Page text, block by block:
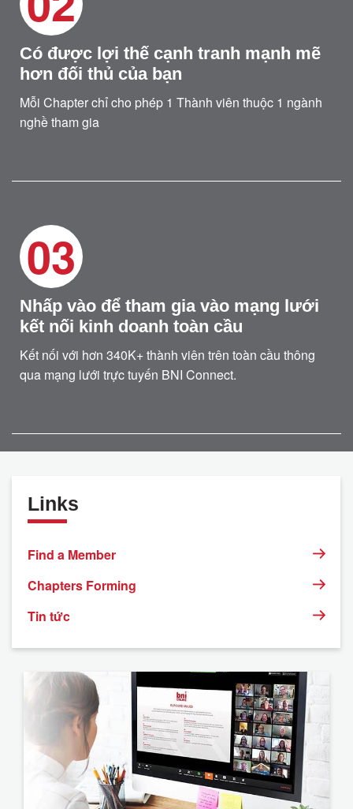
Có được lợi thế cạnh tranh mạnh mẽ
hơn đối thủ của bạn
Mỗi Chapter chỉ cho phép 1 Thành viên thuộc 1 ngành
nghề tham gia
03
Nhấp vào để tham gia vào mạng lưới
kết nối kinh doanh toàn cầu
Kết nối với hơn 340K+ thành viên trên toàn cầu thông
qua mạng lưới trực tuyến BNI Connect.
Links
Find a Member
Chapters Forming
Tin tức